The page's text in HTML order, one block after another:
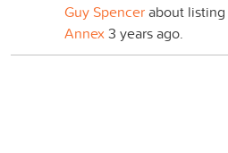
Guy Spencerabout listing
Annex3 years ago.